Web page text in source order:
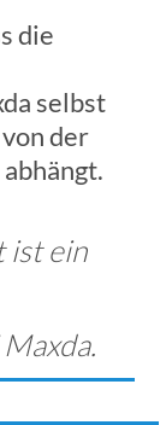
die
selbst
der
ist ein